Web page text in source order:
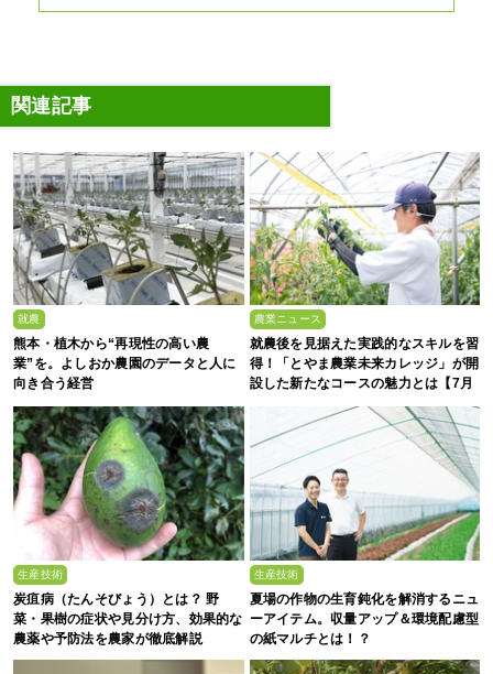
関連記事
就農
熊本・植木から“再現性の高い農
業”を。よしおか農園のデータと人に
向き合う経営
農業ニュース
就農後を見据えた実践的なスキルを習
得！「とやま農業未来カレッジ」が開
設した新たなコースの魅力とは【7月
27日オープンキャンパス開催！】
生産技術
炭疽病（たんそびょう）とは？ 野
菜・果樹の症状や見分け方、効果的な
農薬や予防法を農家が徹底解説
生産技術
夏場の作物の生育鈍化を解消するニュ
ーアイテム。収量アップ＆環境配慮型
の紙マルチとは！？